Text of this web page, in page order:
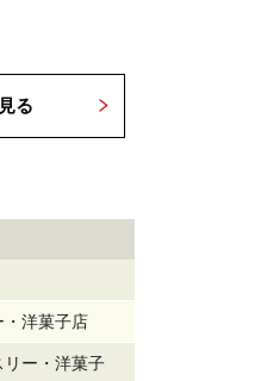
る
・洋菓子店
ー・洋菓子